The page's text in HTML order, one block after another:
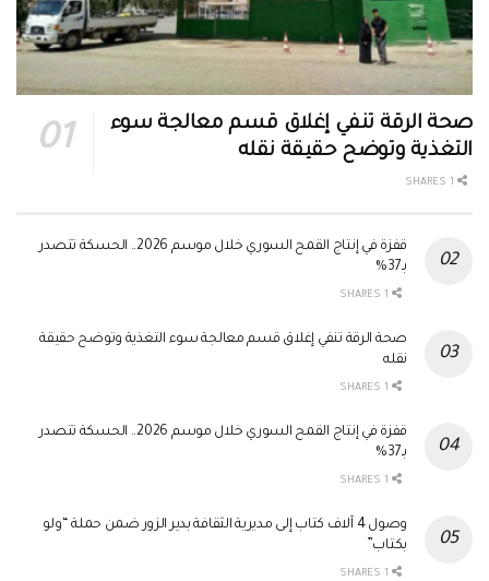
صحة الرقة تنفي إغلاق قسم معالجة سوء
التغذية وتوضح حقيقة نقله
قفزة في إنتاج القمح السوري خلال موسم 2026.. الحسكة تتصدر
بـ37%
صحة الرقة تنفي إغلاق قسم معالجة سوء التغذية وتوضح حقيقة
نقله
قفزة في إنتاج القمح السوري خلال موسم 2026.. الحسكة تتصدر
بـ37%
وصول 4 آلاف كتاب إلى مديرية الثقافة بدير الزور ضمن حملة “ولو
بكتاب”